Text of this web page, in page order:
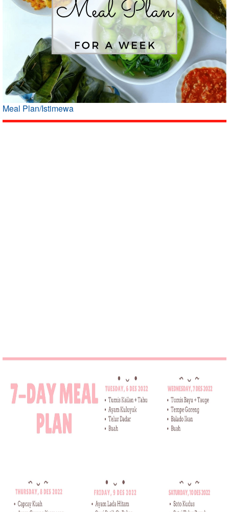
Meal Plan/Istimewa